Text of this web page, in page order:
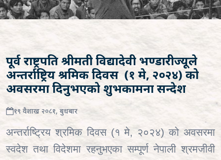
पूर्व राष्ट्रपति श्रीमती विद्यादेवी भण्डारीज्यूले
अन्तर्राष्ट्रिय श्रमिक दिवस (१ मे, २०२४) को
अवसरमा दिनुभएको शुभकामना सन्देश
१९ वैशाख २०८१, बुधबार
अन्तर्राष्ट्रिय श्रमिक दिवस (१ मे,२०२४) को अवसरमा
स्वदेश तथा विदेशमा रहनुभएका सम्पूर्ण नेपाली श्रमजीवी